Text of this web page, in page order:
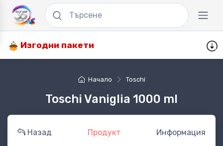
Изгодни пакети
Начало Toschi
Toschi Vaniglia 1000 ml
Назад Продукт Информация